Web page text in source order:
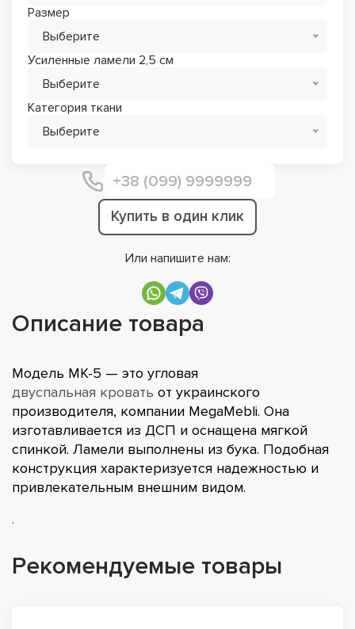
Размер
Выберите
Усиленные ламели 2,5 см
Выберите
Категория ткани
Выберите
Купить в один клик
Или напишите нам:
Описание товара
Модель МК-5 — это угловая
двуспальная кровать от украинского
производителя, компании MegaMebli. Она
изготавливается из ДСП и оснащена мягкой
спинкой. Ламели выполнены из бука. Подобная
конструкция характеризуется надежностью и
привлекательным внешним видом.
.
Рекомендуемые товары